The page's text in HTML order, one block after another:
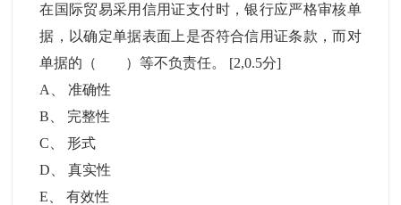
在国际贸易采用信用证支付时，银行应严格审核单
据，以确定单据表面上是否符合信用证条款，而对
单据的（ ）等不负责任。 [2,0.5分]
A
、准确性
B
完整性
C 、形式
D 、真实性
E 、有效性